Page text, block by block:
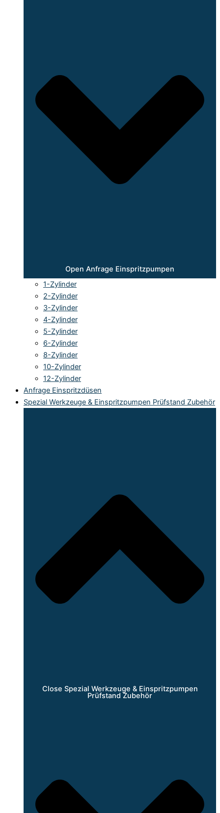
Open Anfrage Einspritzpumpen
1-Zylinder
2-Zylinder
3-Zylinder
4-Zylinder
5-Zylinder
6-Zylinder
8-Zylinder
10-Zylinder
12-Zylinder
Anfrage Einspritzdüsen
Spezial Werkzeuge & Einspritzpumpen Prüfstand Zubehör
Close Spezial Werkzeuge & Einspritzpumpen
Prüfstand Zubehör